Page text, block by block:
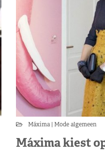
Máxima Mode algemeen
Máxima kiest